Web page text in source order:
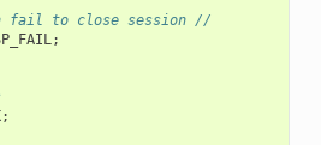
fail to close session //
;
;